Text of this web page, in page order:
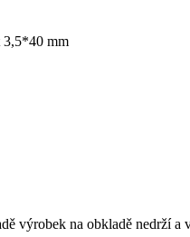
3,5*40 mm
výrobek na obkladě nedrží a